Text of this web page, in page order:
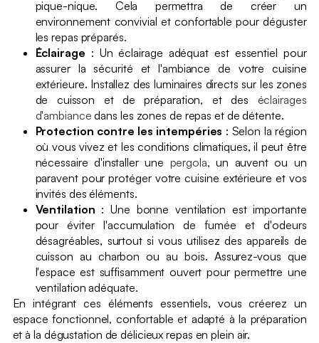
pique-nique. Cela permettra de créer un
environnement convivial et confortable pour déguster
les repas préparés.
Éclairage : Un éclairage adéquat est essentiel pour
assurer la sécurité et l'ambiance de votre cuisine
extérieure. Installez des luminaires directs sur les zones
de cuisson et de préparation, et des éclairages
d'ambiance dans les zones de repas et de détente.
Protection contre les intempéries : Selon la région
où vous vivez et les conditions climatiques, il peut être
nécessaire d'installer une pergola, un auvent ou un
paravent pour protéger votre cuisine extérieure et vos
invités des éléments.
Ventilation : Une bonne ventilation est importante
pour éviter l'accumulation de fumée et d'odeurs
désagréables, surtout si vous utilisez des appareils de
cuisson au charbon ou au bois. Assurez-vous que
l'espace est suffisamment ouvert pour permettre une
ventilation adéquate.
En intégrant ces éléments essentiels, vous créerez un
espace fonctionnel, confortable et adapté à la préparation
et à la dégustation de délicieux repas en plein air.